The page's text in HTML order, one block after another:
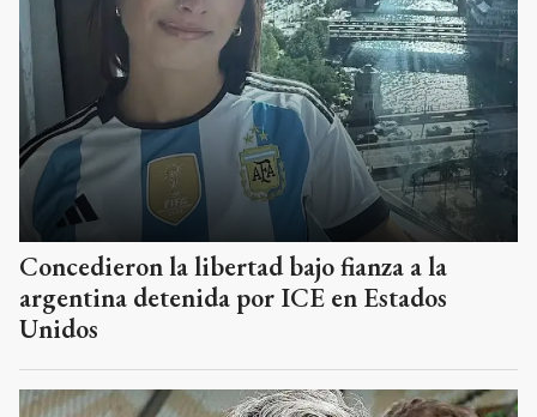
Concedieron la libertad bajo fianza a la
argentina detenida por ICE en Estados
Unidos